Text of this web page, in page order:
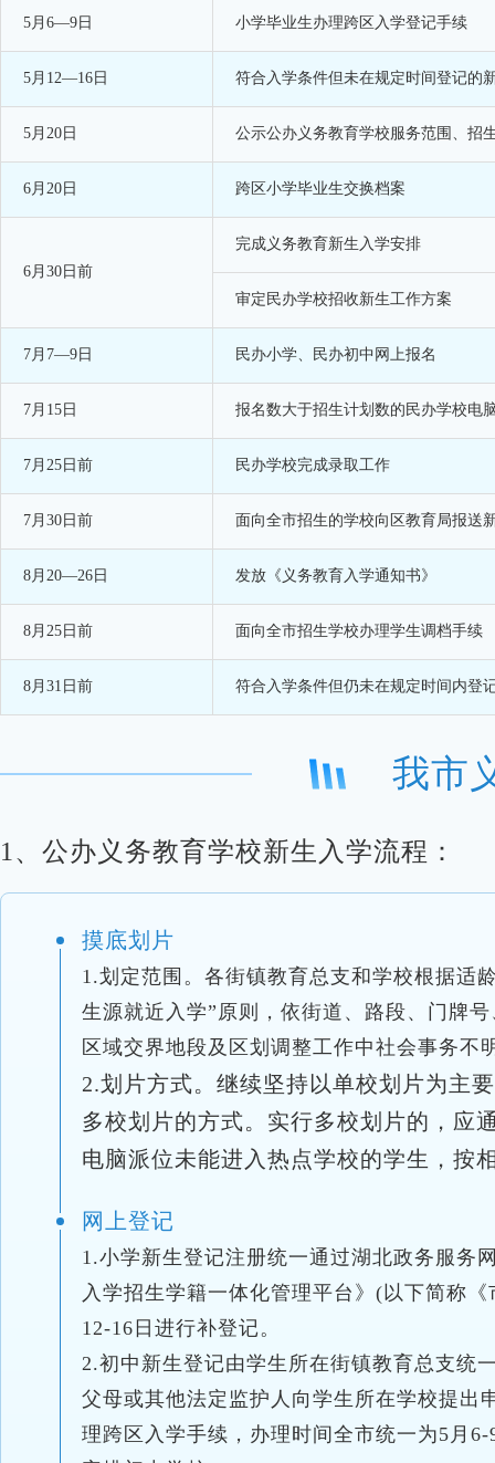
5月6—9日 小学毕业生办理跨区入学登记手续
5月12—16日 符合入学条件但未在规定时间登记的
5月20日 公示公办义务教育学校服务范围、招
6月20日 跨区小学毕业生交换档案
6月30日前
完成义务教育新生入学安排
审定民办学校招收新生工作方案
7月7—9日 民办小学、民办初中网上报名
7月15日 报名数大于招生计划数的民办学校电
7月25日前 民办学校完成录取工作
7月30日前 面向全市招生的学校向区教育局报送
8月20—26日 发放《义务教育入学通知书》
8月25日前 面向全市招生学校办理学生调档手续
8月31日前 符合入学条件但仍未在规定时间内登
我市
1、公办义务教育学校新生入学流程：
摸底划片
1.划定范围。各街镇教育总支和学校根据适
生源就近入学”原则，依街道、路段、门牌
区域交界地段及区划调整工作中社会事务
2.划片方式。继续坚持以单校划片为主
多校划片的方式。实行多校划片的，应
电脑派位未能进入热点学校的学生，按
网上登记
1.小学新生登记注册统一通过湖北政务服务
入学招生学籍一体化管理平台》(以下简称
12-16日进行补登记。
2.初中新生登记由学生所在街镇教育总支统
父母或其他法定监护人向学生所在学校提出
理跨区入学手续，办理时间全市统一为5月